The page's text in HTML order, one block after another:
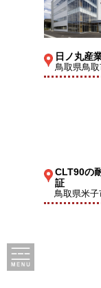
日ノ丸産
鳥取県鳥
CLT90の
証
鳥取県米子